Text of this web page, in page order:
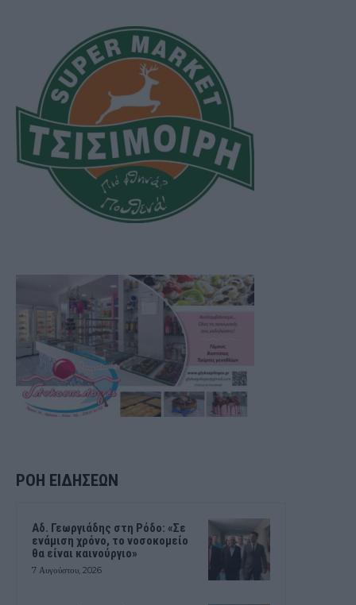
ΡΟΗ ΕΙΔΗΣΕΩΝ
Αδ. Γεωργιάδης στη Ρόδο: «Σε
ενάμιση χρόνο, το νοσοκομείο
θα είναι καινούργιο»
7 Αυγούστου, 2026